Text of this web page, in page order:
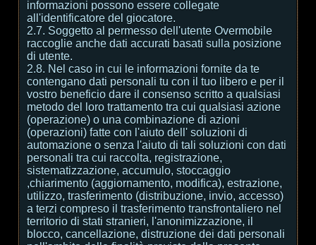
informazioni possono essere collegate
all'identificatore del giocatore.
2.7. Soggetto al permesso dell'utente Overmobile
raccoglie anche dati accurati basati sulla posizione
di utente.
2.8. Nel caso in cui le informazioni fornite da te
contengano dati personali tu con il tuo libero e per il
vostro beneficio dare il consenso scritto a qualsiasi
metodo del loro trattamento tra cui qualsiasi azione
(operazione) o una combinazione di azioni
(operazioni) fatte con l'aiuto dell' soluzioni di
automazione o senza l'aiuto di tali soluzioni con dati
personali tra cui raccolta, registrazione,
sistematizzazione, accumulo, stoccaggio
,chiarimento (aggiornamento, modifica), estrazione,
utilizzo, trasferimento (distribuzione, invio, accesso)
a terzi compreso il trasferimento transfrontaliero nel
territorio di stati stranieri, l'anonimizzazione, il
blocco, cancellazione, distruzione dei dati personali